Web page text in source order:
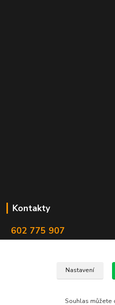
Kontakty
602 775 907
Nastavení
Souhlas můžete